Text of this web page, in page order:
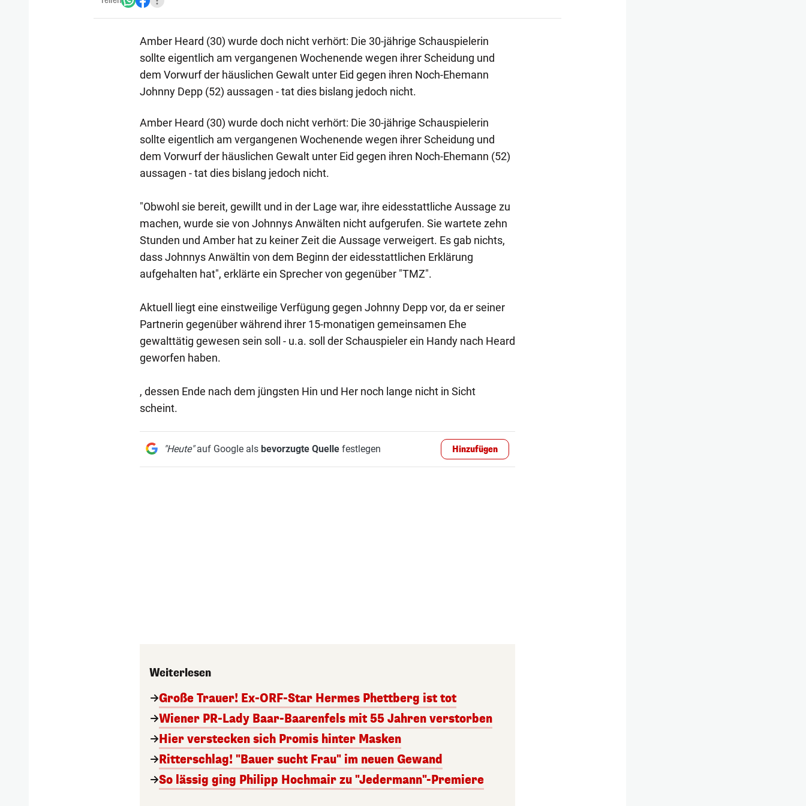
Amber Heard (30) wurde doch nicht verhört: Die 30-jährige Schauspielerin
sollte eigentlich am vergangenen Wochenende wegen ihrer Scheidung und
dem Vorwurf der häuslichen Gewalt unter Eid gegen ihren Noch-Ehemann
Johnny Depp (52) aussagen - tat dies bislang jedoch nicht.
Amber Heard (30) wurde doch nicht verhört: Die 30-jährige Schauspielerin
sollte eigentlich am vergangenen Wochenende wegen ihrer Scheidung und
dem Vorwurf der häuslichen Gewalt unter Eid gegen ihren Noch-Ehemann (52)
aussagen - tat dies bislang jedoch nicht.
"Obwohl sie bereit, gewillt und in der Lage war, ihre eidesstattliche Aussage zu
machen, wurde sie von Johnnys Anwälten nicht aufgerufen. Sie wartete zehn
Stunden und Amber hat zu keiner Zeit die Aussage verweigert. Es gab nichts,
dass Johnnys Anwältin von dem Beginn der eidesstattlichen Erklärung
aufgehalten hat", erklärte ein Sprecher von gegenüber "TMZ".
Aktuell liegt eine einstweilige Verfügung gegen Johnny Depp vor, da er seiner
Partnerin gegenüber während ihrer 15-monatigen gemeinsamen Ehe
gewalttätig gewesen sein soll - u.a. soll der Schauspieler ein Handy nach Heard
geworfen haben.
, dessen Ende nach dem jüngsten Hin und Her noch lange nicht in Sicht
scheint.
"Heute"auf Google als bevorzugte Quellefestlegen Hinzufügen
Weiterlesen
Große Trauer! Ex-ORF-Star Hermes Phettberg ist tot
Wiener PR-Lady Baar-Baarenfels mit 55 Jahren verstorben
Hier verstecken sich Promis hinter Masken
Ritterschlag! "Bauer sucht Frau" im neuen Gewand
So lässig ging Philipp Hochmair zu "Jedermann"-Premiere